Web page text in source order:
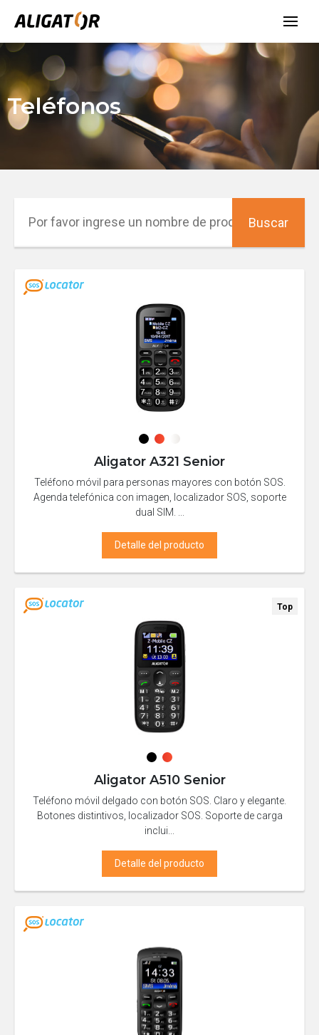
Teléfonos
Aligator A321 Senior
Teléfono móvil para personas mayores con botón SOS.
Agenda telefónica con imagen, localizador SOS, soporte
dual SIM. ...
Detalle del producto
Top
Aligator A510 Senior
Teléfono móvil delgado con botón SOS. Claro y elegante.
Botones distintivos, localizador SOS. Soporte de carga
inclui...
Detalle del producto